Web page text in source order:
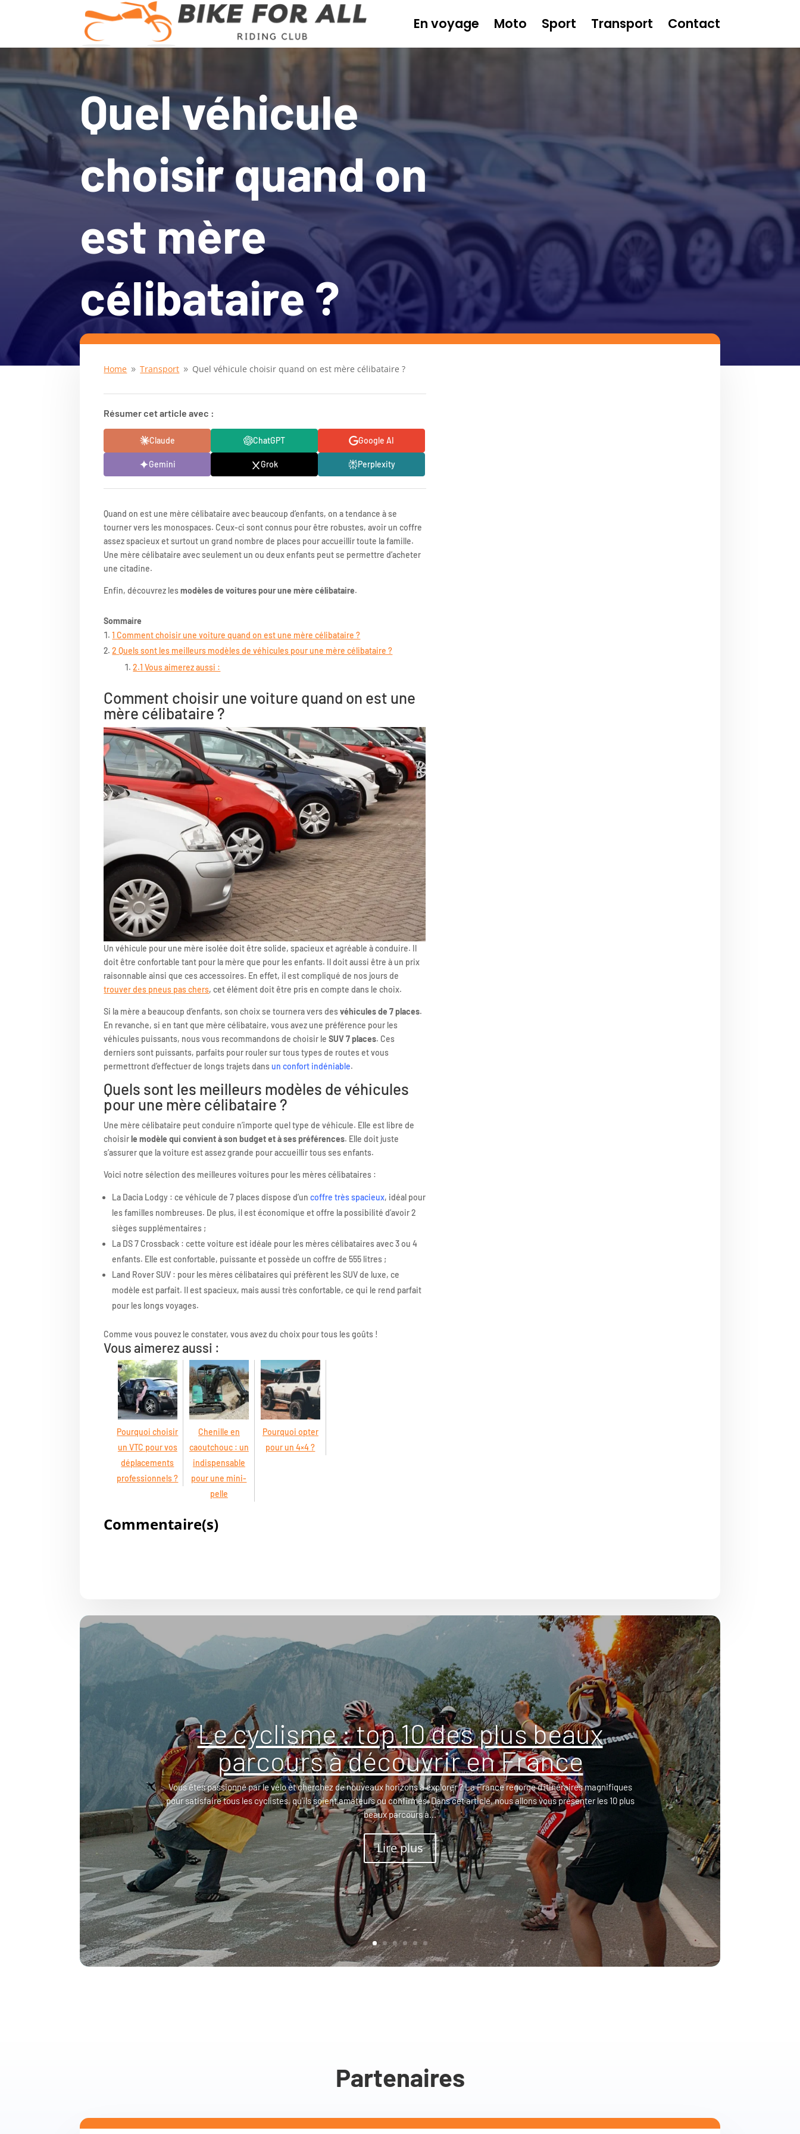
En voyage Moto Sport Transport Contact
Quel véhicule
choisir quand on
est mère
célibataire ?
Home 9 Transport 9 Quel véhicule choisir quand on est mère célibataire ?
Résumer cet article avec :
Claude ChatGPT Google AI
Gemini Grok Perplexity
Quand on est une mère célibataire avec beaucoup d’enfants, on a tendance à se
tourner vers les monospaces. Ceux-ci sont connus pour être robustes, avoir un coffre
assez spacieux et surtout un grand nombre de places pour accueillir toute la famille.
Une mère célibataire avec seulement un ou deux enfants peut se permettre d’acheter
une citadine.
Enfin, découvrez lesmodèles de voitures pour une mère célibataire.
Sommaire
1 Comment choisir une voiture quand on est une mère célibataire ?
2 Quels sont les meilleurs modèles de véhicules pour une mère célibataire ?
2.1 Vous aimerez aussi :
Comment choisir une voiture quand on est une
mère célibataire ?
Un véhicule pour une mère isolée doit être solide, spacieux et agréable à conduire. Il
doit être confortable tant pour la mère que pour les enfants. Il doit aussi être à un prix
raisonnable ainsi que ces accessoires. En effet, il est compliqué de nos jours de
trouver des pneus pas chers, cet élément doit être pris en compte dans le choix.
Si la mère a beaucoup d’enfants, son choix se tournera vers desvéhicules de 7 places.
En revanche, si en tant que mère célibataire, vous avez une préférence pour les
véhicules puissants, nous vous recommandons de choisir leSUV 7 places. Ces
derniers sont puissants, parfaits pour rouler sur tous types de routes et vous
permettront d’effectuer de longs trajets dansun confort indéniable.
Quels sont les meilleurs modèles de véhicules
pour une mère célibataire ?
Une mère célibataire peut conduire n’importe quel type de véhicule. Elle est libre de
choisirle modèle qui convient à son budget et à ses préférences. Elle doit juste
s’assurer que la voiture est assez grande pour accueillir tous ses enfants.
Voici notre sélection des meilleures voitures pour les mères célibataires :
La Dacia Lodgy : ce véhicule de 7 places dispose d’uncoffre très spacieux, idéal pour
les familles nombreuses. De plus, il est économique et offre la possibilité d’avoir 2
sièges supplémentaires ;
La DS 7 Crossback : cette voiture est idéale pour les mères célibataires avec 3 ou 4
enfants. Elle est confortable, puissante et possède un coffre de 555 litres ;
Land Rover SUV : pour les mères célibataires qui préfèrent les SUV de luxe, ce
modèle est parfait. Il est spacieux, mais aussi très confortable, ce qui le rend parfait
pour les longs voyages.
Comme vous pouvez le constater, vous avez du choix pour tous les goûts !
Vous aimerez aussi :
Pourquoi choisir
un VTC pour vos
déplacements
professionnels ?
Chenille en
caoutchouc : un
indispensable
pour une mini-
pelle
Pourquoi opter
pour un 4×4 ?
Commentaire(s)
Le cyclisme : top 10 des plus beaux
parcours à découvrir en France
Vous êtes passionné par le vélo et cherchez de nouveaux horizons à explorer ? La France regorge d'itinéraires magnifiques
pour satisfaire tous les cyclistes, qu'ils soient amateurs ou confirmés. Dans cet article, nous allons vous présenter les 10 plus
beaux parcours à...
Lire plus
Partenaires